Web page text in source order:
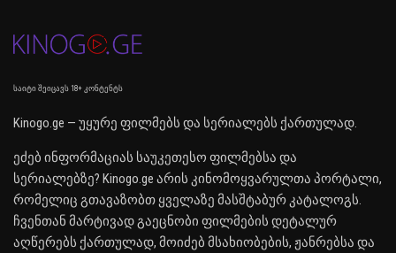
საიტი შეიცავს 18+ კონტენტს
Kinogo.ge — უყურე ფილმებს და სერიალებს ქართულად.
ეძებ ინფორმაციას საუკეთესო ფილმებსა და
სერიალებზე? Kinogo.ge არის კინომოყვარულთა პორტალი,
რომელიც გთავაზობთ ყველაზე მასშტაბურ კატალოგს.
ჩვენთან მარტივად გაეცნობი ფილმების დეტალურ
აღწერებს ქართულად, მოიძებ მსახიობების, ჟანრებსა და